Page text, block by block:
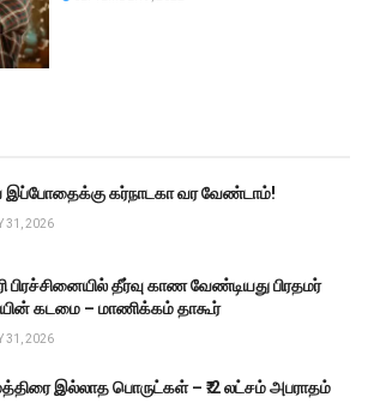
இப்போதைக்கு கர்நாடகா வர வேண்டாம்!
31, 2026
பிரச்சினையில் தீர்வு காண வேண்டியது பிரதமர்
கடமை – மாணிக்கம் தாகூர்
31, 2026
இல்லாத பொருட்கள் – ₹.2 லட்சம் அபராதம்